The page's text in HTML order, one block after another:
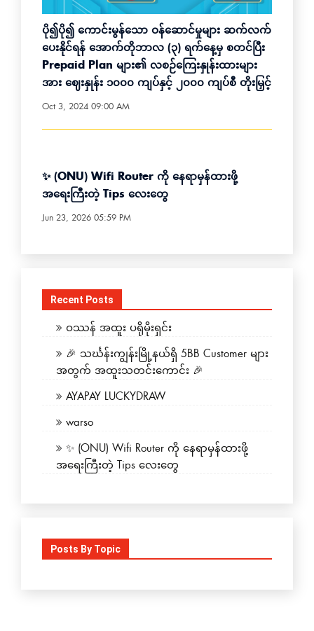
ပို၍ပို၍ ကောင်းမွန်သော ဝန်ဆောင်မှုများ ဆက်လက်
ပေးနိုင်ရန် အောက်တိုဘာလ (၃) ရက်နေ့မှ စတင်ပြီး
Prepaid Plan များ၏ လစဉ်ကြေးနှုန်းထားများ
အား ဈေးနှုန်း ၁၀၀၀ ကျပ်နှင့် ၂၀၀၀ ကျပ်စီ တိုးမြှင့်
Oct 3, 2024 09:00 AM
✨ (ONU) Wifi Router ကို နေရာမှန်ထားဖို့
အရေးကြီးတဲ့ Tips လေးတွေ
Jun 23, 2026 05:59 PM
Recent Posts
ဝဿန် အထူး ပရိုမိုးရှင်း
🎉 သင်္ဃန်းကျွန်းမြို့နယ်ရှိ 5BB Customer များ
အတွက် အထူးသတင်းကောင်း 🎉
AYAPAY LUCKYDRAW
warso
✨ (ONU) Wifi Router ကို နေရာမှန်ထားဖို့
အရေးကြီးတဲ့ Tips လေးတွေ
Posts By Topic